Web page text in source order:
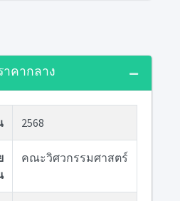
าคากลาง
2568
คณะวิศวกรรมศาสตร์